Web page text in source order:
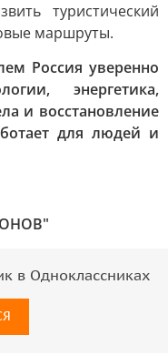
туристический
маршруты.
Россия уверенно
энергетика,
и восстановление
для людей и
в Одноклассниках